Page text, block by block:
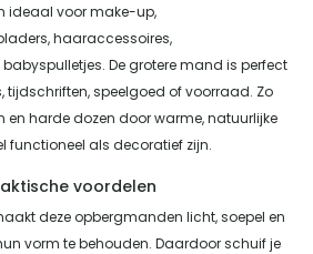
ideaal voor make-up,
haaraccessoires,
De grotere mand is perfect
tijdschriften, speelgoed of voorraad. Zo
en harde dozen door warme, natuurlijke
functioneel als decoratief zijn.
voordelen
deze opbergmanden licht, soepel en
vorm te behouden. Daardoor schuif je